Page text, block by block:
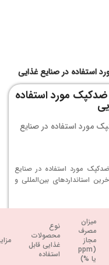
استفاده در صنایع غذایی
مورد استفاده
مورد استفاده در صنایع
استانداردهای بین‌المللی و
میزان
مصرف
مجاز
(ppm
یا %)
نوع
محصولات
غذایی قابل
استفاده